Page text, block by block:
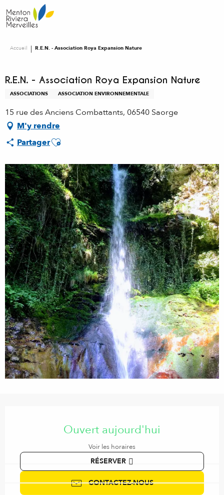
au
contenu
Accueil R.E.N. - Association Roya Expansion Nature
R.E.N. - Association Roya Expansion Nature
ASSOCIATIONS ASSOCIATION ENVIRONNEMENTALE
15 rue des Anciens Combattants, 06540 Saorge
M'y rendre
PartagerAjouter aux favoris
Ouvert aujourd'hui
Voir les horaires
RÉSERVER
CONTACTEZ-NOUS